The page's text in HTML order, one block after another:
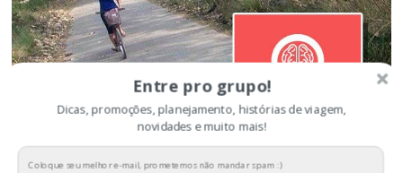
Dicas para economizar na viagem
Entre pro grupo!
Dicas, promoções, planejamento, histórias de viagem,
novidades e muito mais!